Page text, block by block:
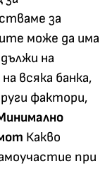
за
може да има
на
всяка банка,
фактори,
Какво
при